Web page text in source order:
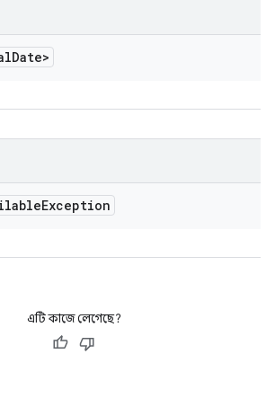
Date>
Exception
এটি কাজে লেগেছে?